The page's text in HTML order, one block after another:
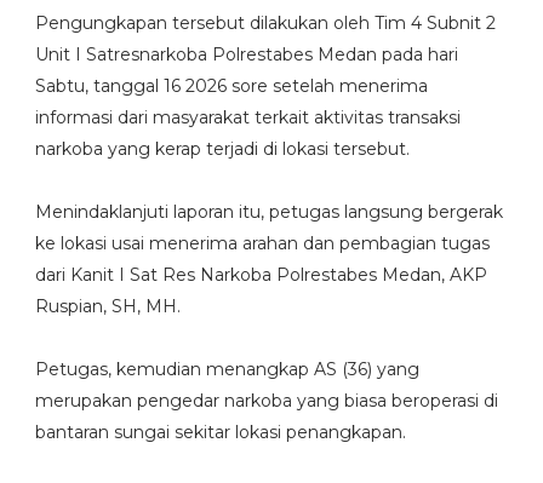
Pengungkapan tersebut dilakukan oleh Tim 4 Subnit 2
Unit I Satresnarkoba Polrestabes Medan pada hari
Sabtu, tanggal 16 2026 sore setelah menerima
informasi dari masyarakat terkait aktivitas transaksi
narkoba yang kerap terjadi di lokasi tersebut.
Menindaklanjuti laporan itu, petugas langsung bergerak
ke lokasi usai menerima arahan dan pembagian tugas
dari Kanit I Sat Res Narkoba Polrestabes Medan, AKP
Ruspian, SH, MH.
Petugas, kemudian menangkap AS (36) yang
merupakan pengedar narkoba yang biasa beroperasi di
bantaran sungai sekitar lokasi penangkapan.